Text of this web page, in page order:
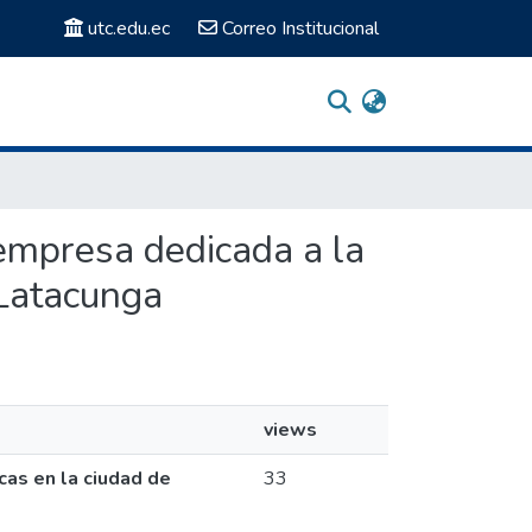
utc.edu.ec Correo Institucional
dedicada a la
views
en la ciudad de
33